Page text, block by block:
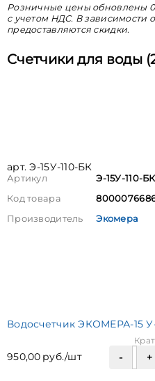
Розничные цены обновлены
с учетом НДС. В зависимости
предоставляются скидки.
Счетчики для воды
арт. Э-15У-110-БК
Артикул
Э-15У-110-БК
Код товара
Производитель
Экомера
Водосчетчик ЭКОМЕРА-15
950,00 руб./шт